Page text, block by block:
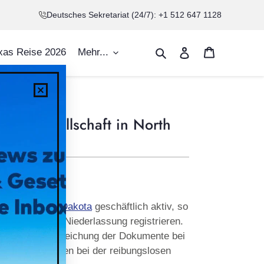
Deutsches Sekretariat (24/7): +1 512 647 1128
Reise 2026 Mehr... SuchenEinloggen
US-Gesellschaft in North
in North Dakota geschäftlich aktiv, so
bzw. Niederlassung registrieren.
und Einreichung der Dokumente bei
Sie und helfen bei der reibungslosen